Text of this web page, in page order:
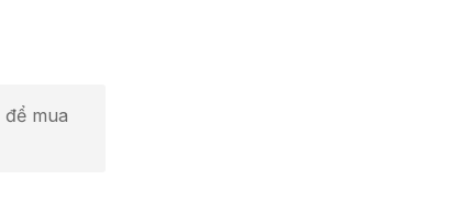
để mua